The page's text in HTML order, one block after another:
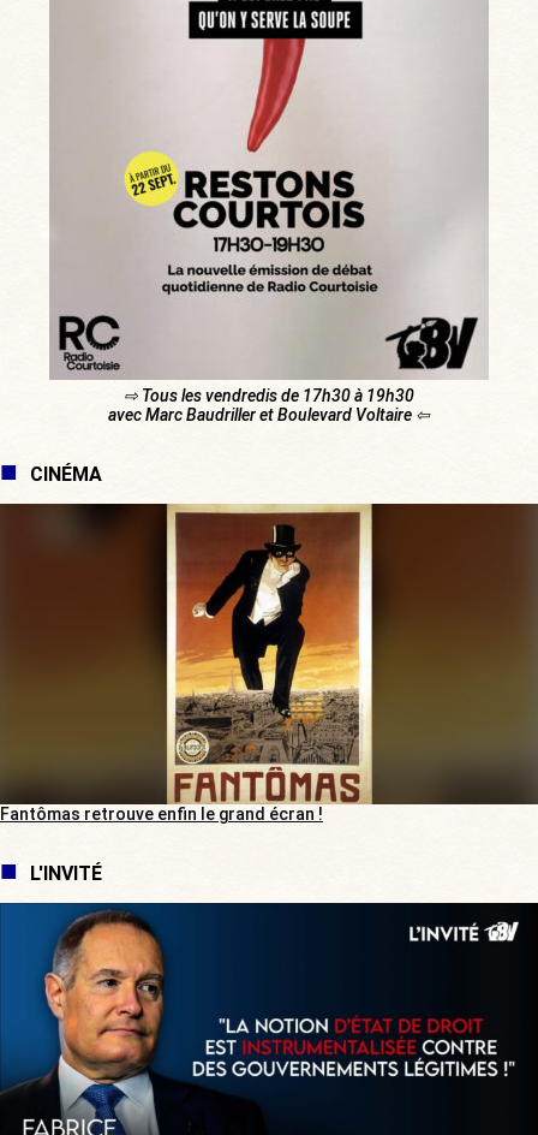
⇨ Tous les vendredis de 17h30 à 19h30
avec Marc Baudriller et Boulevard Voltaire ⇦
CINÉMA
Fantômas retrouve enfin le grand écran !
L'INVITÉ